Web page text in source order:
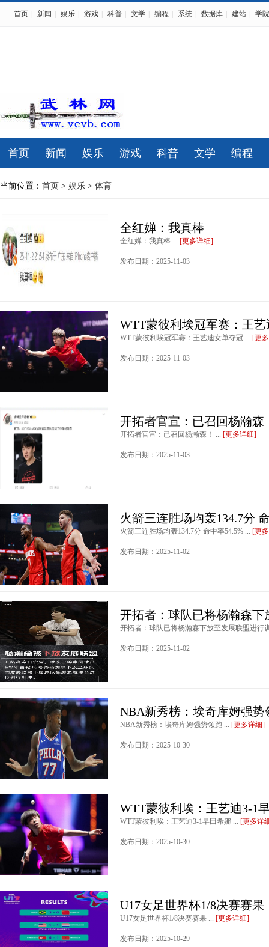
首页 新闻 娱乐 游戏 科普 文学 编程 系统 数据库 建站 学院
首页 新闻 娱乐 游戏 科普 文学 编程
当前位置： 首页 > 娱乐 > 体育
全红婵：我真棒
全红婵：我真棒 ... [更多详细]
发布日期：2025-11-03
WTT蒙彼利埃冠军赛：王
WTT蒙彼利埃冠军赛：王艺迪女单夺冠 ... [更
发布日期：2025-11-03
开拓者官宣：已召回杨瀚森
开拓者官宣：已召回杨瀚森！ ... [更多详细]
发布日期：2025-11-03
火箭三连胜场均轰134.7分
火箭三连胜场均轰134.7分 命中率54.5% ... [更
发布日期：2025-11-02
开拓者：球队已将杨瀚森
开拓者：球队已将杨瀚森下放至发展联盟进行
发布日期：2025-11-02
NBA新秀榜：埃奇库姆强势
NBA新秀榜：埃奇库姆强势领跑 ... [更多详细]
发布日期：2025-10-30
WTT蒙彼利埃：王艺迪3-1
WTT蒙彼利埃：王艺迪3-1早田希娜 ... [更多详
发布日期：2025-10-30
U17女足世界杯1/8决赛赛果
U17女足世界杯1/8决赛赛果 ... [更多详细]
发布日期：2025-10-29